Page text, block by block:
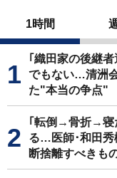
1時間
｢織田家の後継
でもない…清洲
た"本当の争点"
｢転倒→骨折→寝
る…医師･和田秀
断捨離すべきも